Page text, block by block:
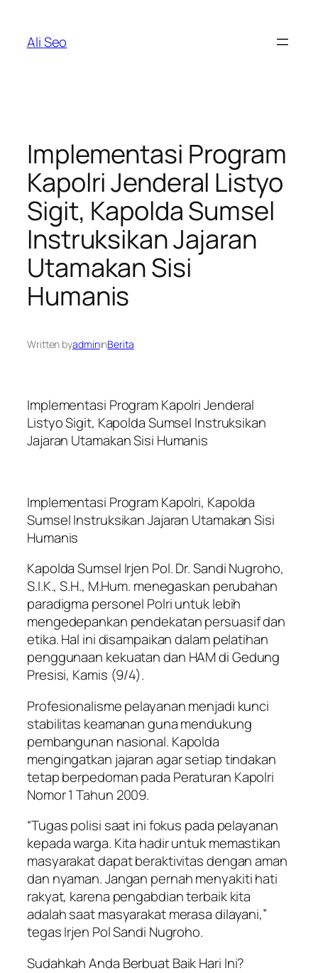
content
Ali Seo
Implementasi Program
Kapolri Jenderal Listyo
Sigit, Kapolda Sumsel
Instruksikan Jajaran
Utamakan Sisi
Humanis
Written byadmininBerita
Implementasi Program Kapolri Jenderal
Listyo Sigit, Kapolda Sumsel Instruksikan
Jajaran Utamakan Sisi Humanis
Implementasi Program Kapolri, Kapolda
Sumsel Instruksikan Jajaran Utamakan Sisi
Humanis
Kapolda Sumsel Irjen Pol. Dr. Sandi Nugroho,
S.I.K., S.H., M.Hum. menegaskan perubahan
paradigma personel Polri untuk lebih
mengedepankan pendekatan persuasif dan
etika. Hal ini disampaikan dalam pelatihan
penggunaan kekuatan dan HAM di Gedung
Presisi, Kamis (9/4).
Profesionalisme pelayanan menjadi kunci
stabilitas keamanan guna mendukung
pembangunan nasional. Kapolda
mengingatkan jajaran agar setiap tindakan
tetap berpedoman pada Peraturan Kapolri
Nomor 1 Tahun 2009.
“Tugas polisi saat ini fokus pada pelayanan
kepada warga. Kita hadir untuk memastikan
masyarakat dapat beraktivitas dengan aman
dan nyaman. Jangan pernah menyakiti hati
rakyat, karena pengabdian terbaik kita
adalah saat masyarakat merasa dilayani,”
tegas Irjen Pol Sandi Nugroho.
Sudahkah Anda Berbuat Baik Hari Ini?